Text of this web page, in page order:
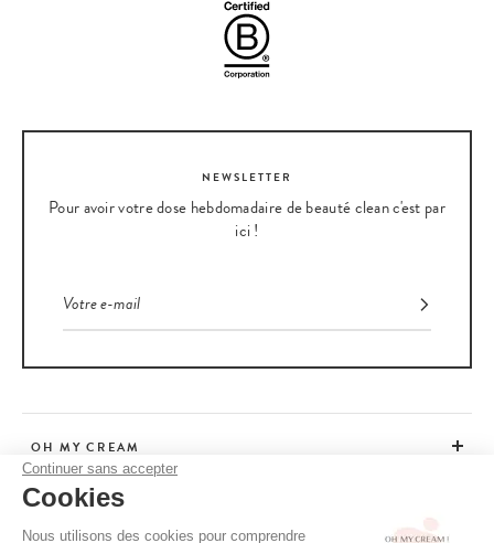
Continuer sans accepter
Cookies
Nous utilisons des cookies pour comprendre
NEWSLETTER
Pour avoir votre dose hebdomadaire de beauté clean c'est par
ici !
OH MY CREAM
SERVICE CLIENT